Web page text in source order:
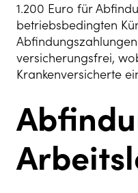
1.200 Euro für
betriebsbedingten
ver­si­che­rungs­frei,
Krankenversicherte